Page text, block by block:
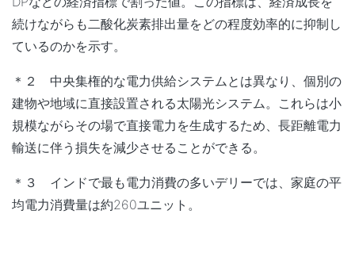
続けながらも二酸化炭素排出量をどの程度効率的に抑制し
ているのかを示す。
＊２ 中央集権的な電力供給システムとは異なり、個別の
建物や地域に直接設置される太陽光システム。これらは小
規模ながらその場で直接電力を生成するため、長距離電力
輸送に伴う損失を減少させることができる。
＊３ インドで最も電力消費の多いデリーでは、家庭の平
均電力消費量は約260ユニット。